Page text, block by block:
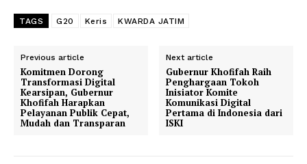
TAGS G20 Keris KWARDA JATIM
Previous article
Komitmen Dorong
Transformasi Digital
Kearsipan, Gubernur
Khofifah Harapkan
Pelayanan Publik Cepat,
Mudah dan Transparan
Next article
Gubernur Khofifah Raih
Penghargaan Tokoh
Inisiator Komite
Komunikasi Digital
Pertama di Indonesia dari
ISKI